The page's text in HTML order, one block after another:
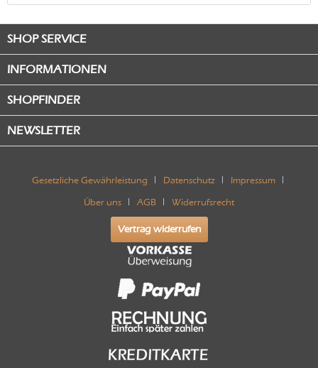
SHOP SERVICE
INFORMATIONEN
SHOPFINDER
NEWSLETTER
Gesetzliche Gewährleistung Datenschutz Impressum
Über uns AGB Widerrufsrecht
Vertrag widerrufen